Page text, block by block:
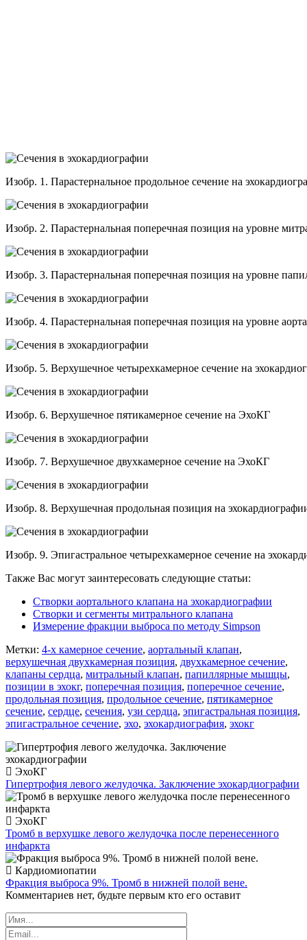
Изобр. 1. Парастернальное продольное сечение на
Изобр. 2. Парастернальная поперечная позиция на уровне
Изобр. 3. Парастернальная поперечная позиция на уровне
Изобр. 4. Парастернальная поперечная позиция на уровне
Изобр. 5. Верхушечное четырехкамерное сечение на
Изобр. 6. Верхушечное пятикамерное сечение на ЭхоКГ
Изобр. 7. Верхушечное двухкамерное сечение на ЭхоКГ
Изобр. 8. Верхушечная продольная позиция на
Изобр. 9. Эпигастральное четырехкамерное сечение на
Также Вас могут заинтересовать следующие статьи:
Створки аортального клапана на эхокардиографии
Створки и сегменты митрального клапана
Измерение фракции выброса по методу Simpson
Метки: 4-х камерное сечение, аортальный клапан,
верхушечная двухкамерная позиция, двухкамерное сечение,
клапаны сердца, митральный клапан, папиллярные мышцы,
позиции в эхокг, поперечная позиция, поперечное сечение,
продольная позиция, продольное сечение, пятикамерное
сечение, сердце, сечения, узи сердца, эпигастральная позиция,
эпигастральное сечение, эхо, эхокардиография, эхокг
ЭхоКГ
Гипертрофия левого желудочка. Заключение эхокардиографии
ЭхоКГ
Тромб в верхушке левого желудочка после перенесенного
инфаркта
Кардиомиопатии
Фракция выброса 9%. Тромб в нижней полой вене.
Комментариев нет, будьте первым кто его оставит